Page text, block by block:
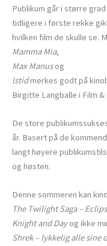
Publikum går i større
tidligere i første rekke
hvilken film de skulle se.
Mamma Mia,
Max Manusog
Istidmerkes godt på
Birgitte Langballe i Film &
De store
år. Basert på de
langt høyere
og høsten.
Denne sommeren kan
The Twilight Saga –
Knight and Dayog ikke
Shrek – lykkelig alle sine